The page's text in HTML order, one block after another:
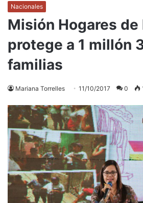
Nacionales
Misión Hogares de
protege a 1 millón
familias
Mariana Torrelles 11/10/2017 0